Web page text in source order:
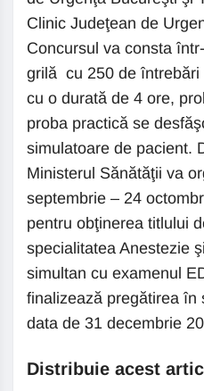
Clinic Judeţean de
Concursul va consta
grilă cu 250 de întrebări
cu o durată de 4 ore,
proba practică se
simulatoare de pacient.
Ministerul Sănătăţii va
septembrie – 24
pentru obţinerea titlului
specialitatea Anestezie
simultan cu examenul
finalizează pregătirea în
data de 31 decembrie
Distribuie acest